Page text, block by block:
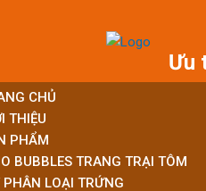
Ưu
CHỦ
THIỆU
PHẨM
BUBBLES TRANG TRẠI TÔM
PHÂN LOẠI TRỨNG